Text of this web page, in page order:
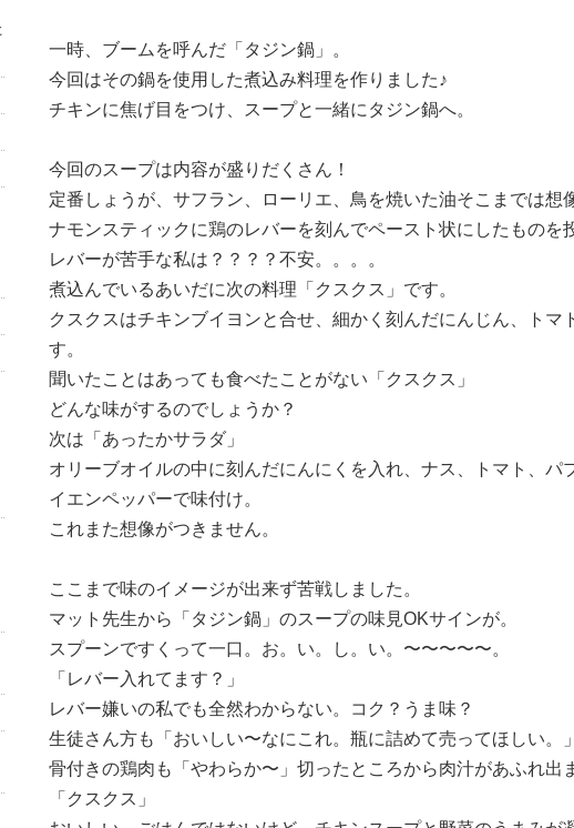
一時、ブームを呼んだ「タジン鍋」。
今回はその鍋を使用した煮込み料理を作りました♪
チキンに焦げ目をつけ、スープと一緒にタジン鍋へ。
今回のスープは内容が盛りだくさん！
定番しょうが、サフラン、ローリエ、鳥を焼いた油そこまでは想
ナモンスティックに鶏のレバーを刻んでペースト状にしたものを
レバーが苦手な私は？？？？不安。。。。
煮込んでいるあいだに次の料理「クスクス」です。
クスクスはチキンブイヨンと合せ、細かく刻んだにんじん、トマ
す。
聞いたことはあっても食べたことがない「クスクス」
どんな味がするのでしょうか？
次は「あったかサラダ」
オリーブオイルの中に刻んだにんにくを入れ、ナス、トマト、パ
イエンペッパーで味付け。
これまた想像がつきません。
ここまで味のイメージが出来ず苦戦しました。
マット先生から「タジン鍋」のスープの味見OKサインが。
スプーンですくって一口。お。い。し。い。〜〜〜〜〜。
「レバー入れてます？」
レバー嫌いの私でも全然わからない。コク？うま味？
生徒さん方も「おいしい〜なにこれ。瓶に詰めて売ってほしい。
骨付きの鶏肉も「やわらか〜」切ったところから肉汁があふれ出
「クスクス」